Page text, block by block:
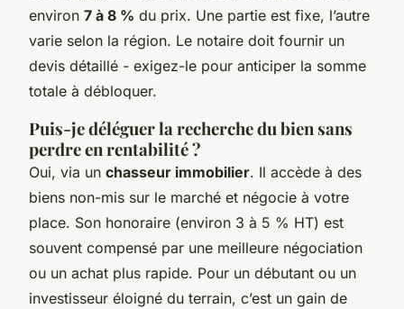
environ 7 à 8 % du prix. Une partie est fixe, l’autre
varie selon la région. Le notaire doit fournir un
devis détaillé - exigez-le pour anticiper la somme
totale à débloquer.
Puis-je déléguer la recherche du bien sans
perdre en rentabilité ?
Oui, via un chasseur immobilier. Il accède à des
biens non-mis sur le marché et négocie à votre
place. Son honoraire (environ 3 à 5 % HT) est
souvent compensé par une meilleure négociation
ou un achat plus rapide. Pour un débutant ou un
investisseur éloigné du terrain, c’est un gain de